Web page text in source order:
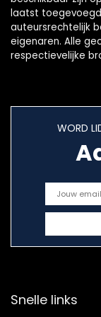
laatst
auteursrechtelijk
eigenaren. Alle
respectievelijke
WORD
Snelle links